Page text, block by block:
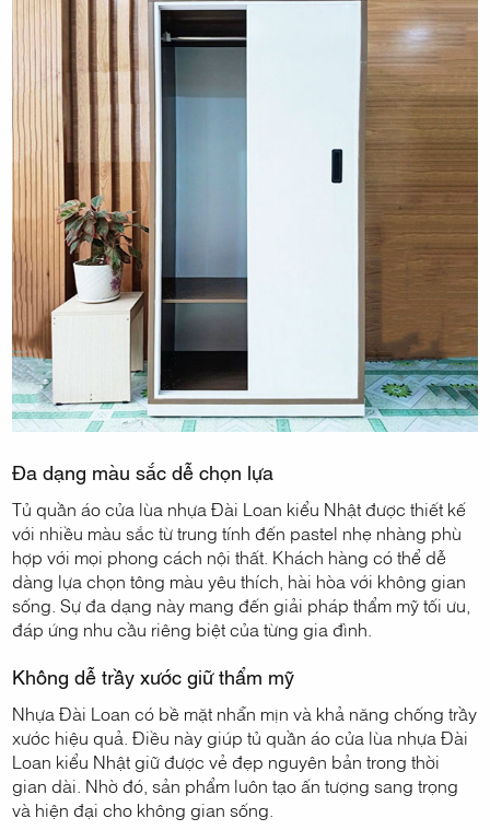
Đa dạng màu sắc dễ chọn lựa
Tủ quần áo cửa lùa nhựa Đài Loan kiểu Nhật được thiết kế
với nhiều màu sắc từ trung tính đến pastel nhẹ nhàng phù
hợp với mọi phong cách nội thất. Khách hàng có thể dễ
dàng lựa chọn tông màu yêu thích, hài hòa với không gian
sống. Sự đa dạng này mang đến giải pháp thẩm mỹ tối ưu,
đáp ứng nhu cầu riêng biệt của từng gia đình.
Không dễ trầy xước giữ thẩm mỹ
Nhựa Đài Loan có bề mặt nhẵn mịn và khả năng chống trầy
xước hiệu quả. Điều này giúp tủ quần áo cửa lùa nhựa Đài
Loan kiểu Nhật giữ được vẻ đẹp nguyên bản trong thời
gian dài. Nhờ đó, sản phẩm luôn tạo ấn tượng sang trọng
và hiện đại cho không gian sống.